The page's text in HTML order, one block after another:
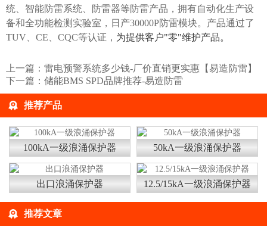
统
智能防雷系统 防雷器等防雷产品，拥有自动化生产设
备和全功能检测实验室，日产30000P防雷模块。产品通过了
TUV、CE、CQC等认证， 为提供客户"零"维护产品。
上一篇： 雷电预警系统多少钱-厂价直销更实惠【易造防雷】
下一篇： 储能BMS SPD品牌推荐-易造防雷
推荐产品
100kA一级浪涌保护器 50kA一级浪涌保护器
出口浪涌保护器 12.5/15kA一级浪涌保护器
推荐文章